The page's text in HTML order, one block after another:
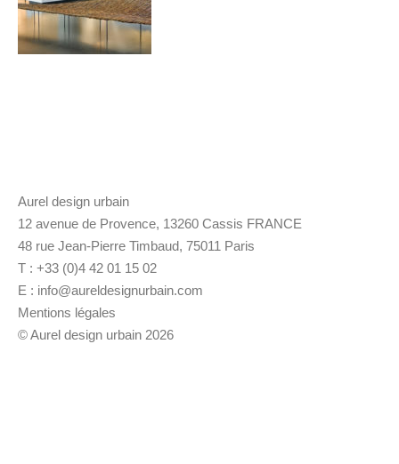
Aurel design urbain
12 avenue de Provence, 13260 Cassis FRANCE
48 rue Jean-Pierre Timbaud, 75011 Paris
T : +33 (0)4 42 01 15 02
E : info@aureldesignurbain.com
Mentions légales
© Aurel design urbain 2026